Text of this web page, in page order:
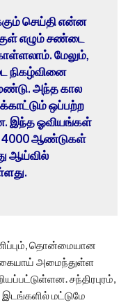
செய்தி என்ன
எழும் சண்டை
மேலும்,
நிகழ்வினை
அந்த கால
ஒப்பற்ற
இந்த ஓவியங்கள்
4000 ஆண்டுகள்
ஆய்வில்
தொன்மையான
அமைந்துள்ள
சந்திரபுரம்,
மட்டுமே